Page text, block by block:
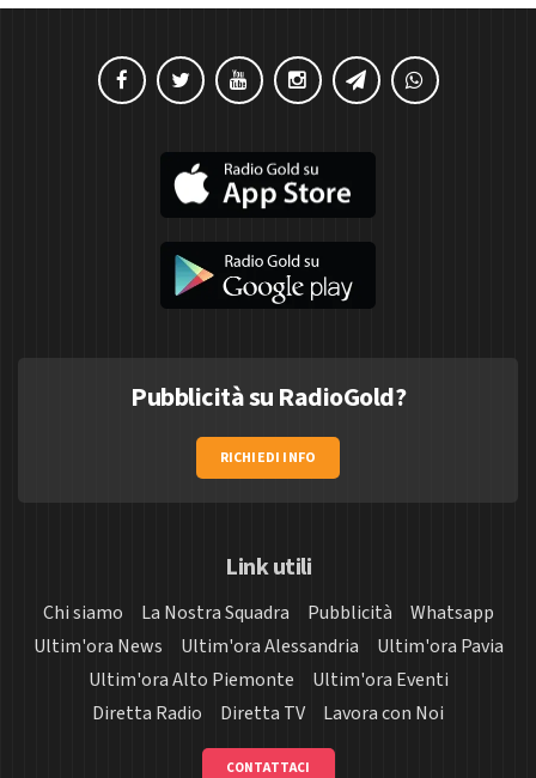
Pubblicità su RadioGold?
RICHIEDI INFO
Link utili
Chi siamo La Nostra Squadra Pubblicità
Whatsapp
Ultim'ora News
Ultim'ora Alessandria
Ultim'ora Pavia
Ultim'ora Alto Piemonte
Ultim'ora Eventi
Diretta Radio
Diretta TV Lavora con Noi
CONTATTACI